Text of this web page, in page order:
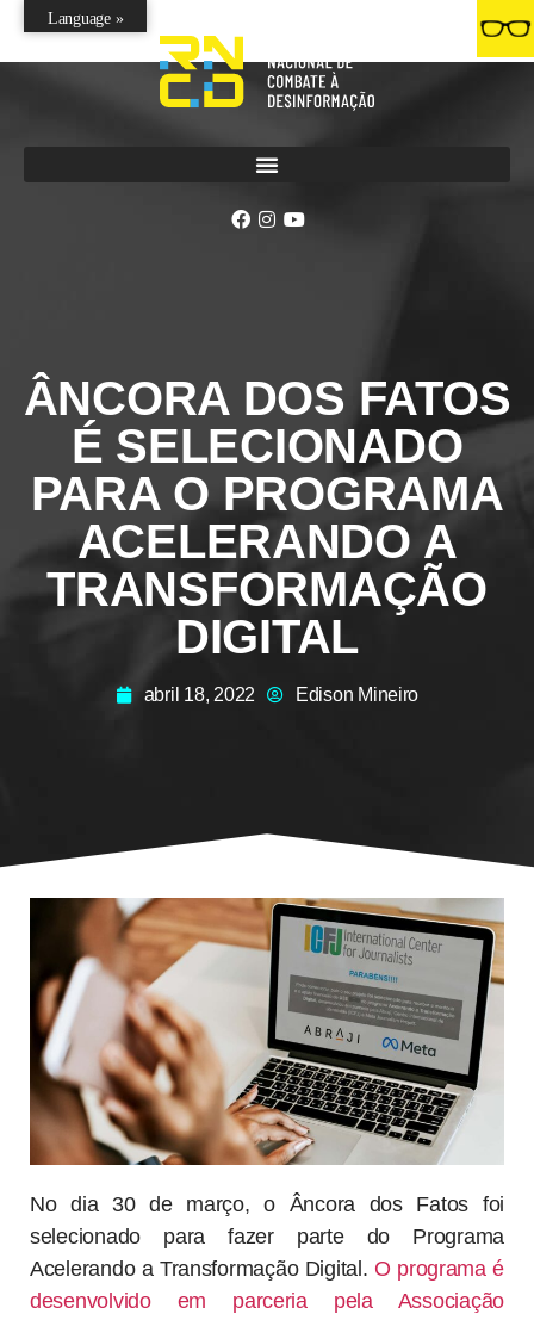
ÂNCORA DOS FATOS
É SELECIONADO
PARA O PROGRAMA
ACELERANDO A
TRANSFORMAÇÃO
DIGITAL
abril 18, 2022 Edison Mineiro
No dia 30 de março, o Âncora dos Fatos foi
selecionado para fazer parte do Programa
Acelerando a Transformação Digital. O programa é
desenvolvido em parceria pela Associação
Language »